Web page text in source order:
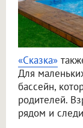
«Сказка»
Для
бассейн,
родителей.
рядом и